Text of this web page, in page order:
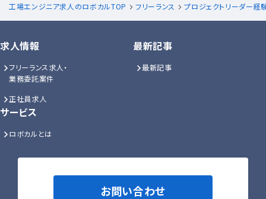
工場エンジニア求人のロボカルTOP フリーランス プロジェクトリーダー経
求人情報
フリーランス求人・
業務委託案件
正社員求人
最新記事
最新記事
サービス
ロボカルとは
お問い合わせ